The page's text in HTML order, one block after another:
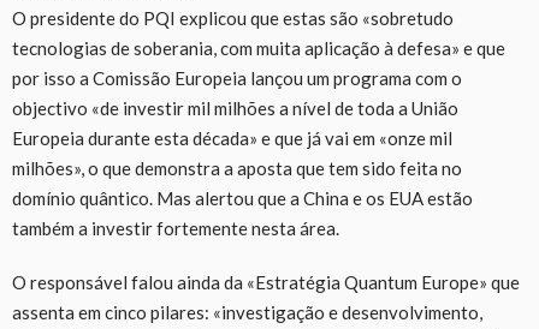
O presidente do PQI explicou que estas são «sobretudo
tecnologias de soberania, com muita aplicação à defesa» e que
por isso a Comissão Europeia lançou um programa com o
objectivo «de investir mil milhões a nível de toda a União
Europeia durante esta década» e que já vai em «onze mil
milhões», o que demonstra a aposta que tem sido feita no
domínio quântico. Mas alertou que a China e os EUA estão
também a investir fortemente nesta área.
O responsável falou ainda da «Estratégia Quantum Europe» que
assenta em cinco pilares: «investigação e desenvolvimento,